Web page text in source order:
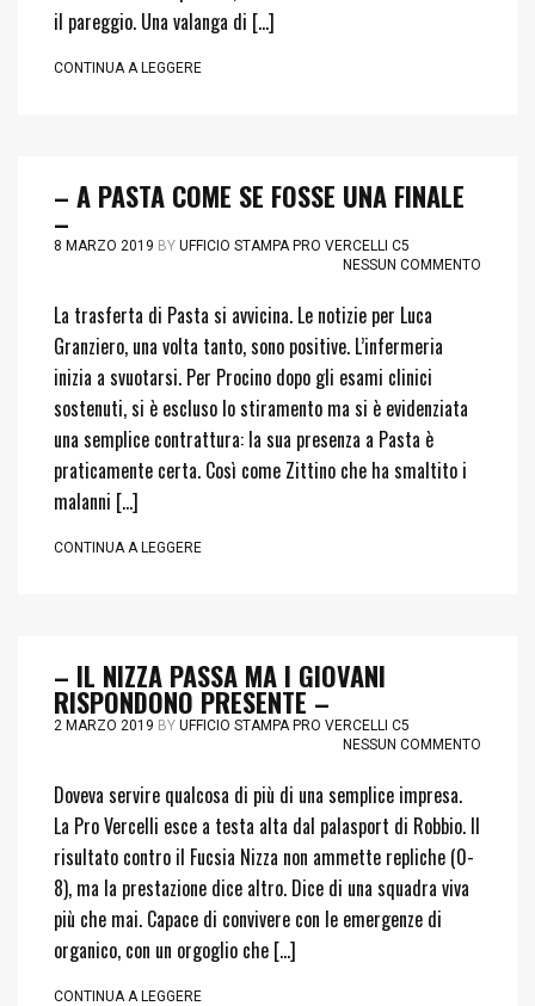
il pareggio. Una valanga di […]
CONTINUA A LEGGERE
– A PASTA COME SE FOSSE UNA FINALE
–
8 MARZO 2019 BY UFFICIO STAMPA PRO VERCELLI C5
NESSUN COMMENTO
La trasferta di Pasta si avvicina. Le notizie per Luca
Granziero, una volta tanto, sono positive. L’infermeria
inizia a svuotarsi. Per Procino dopo gli esami clinici
sostenuti, si è escluso lo stiramento ma si è evidenziata
una semplice contrattura: la sua presenza a Pasta è
praticamente certa. Così come Zittino che ha smaltito i
malanni […]
CONTINUA A LEGGERE
– IL NIZZA PASSA MA I GIOVANI
RISPONDONO PRESENTE –
2 MARZO 2019 BY UFFICIO STAMPA PRO VERCELLI C5
NESSUN COMMENTO
Doveva servire qualcosa di più di una semplice impresa.
La Pro Vercelli esce a testa alta dal palasport di Robbio. Il
risultato contro il Fucsia Nizza non ammette repliche (0-
8), ma la prestazione dice altro. Dice di una squadra viva
più che mai. Capace di convivere con le emergenze di
organico, con un orgoglio che […]
CONTINUA A LEGGERE